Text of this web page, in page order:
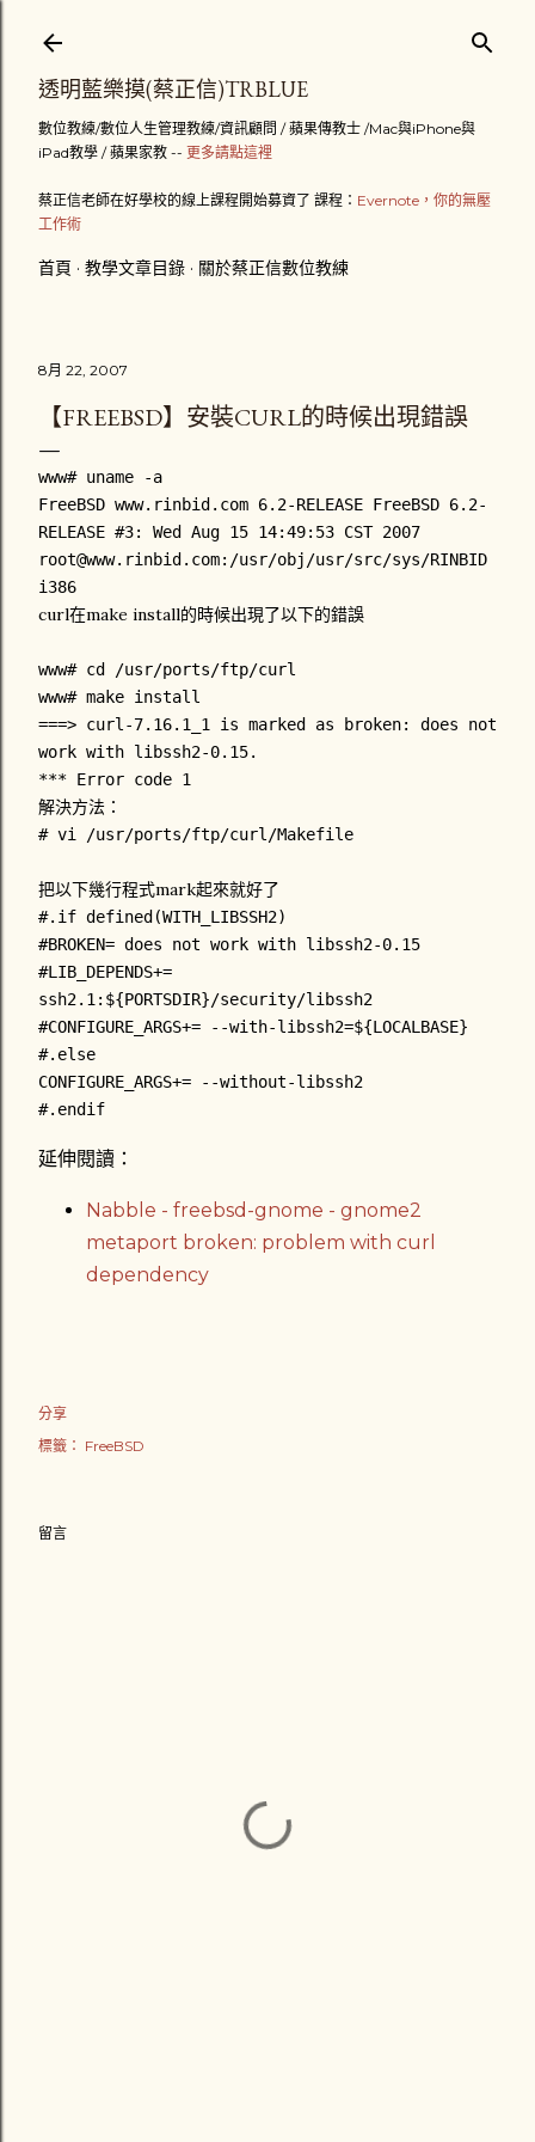
透明藍樂摸(蔡正信)TRBLUE
數位教練/數位人生管理教練/資訊顧問 / 蘋果傳教士 /Mac與iPhone與
iPad教學 / 蘋果家教 -- 更多請點這裡
蔡正信老師在好學校的線上課程開始募資了 課程： Evernote，你的無壓
工作術
首頁 教學文章目錄 關於蔡正信數位教練
8月 22, 2007
【FREEBSD】安裝CURL的時候出現錯誤
www# uname -a
FreeBSD www.rinbid.com 6.2-RELEASE FreeBSD 6.2-
RELEASE #3: Wed Aug 15 14:49:53 CST 2007
root@www.rinbid.com:/usr/obj/usr/src/sys/RINBID
i386
curl在make install的時候出現了以下的錯誤
www# cd /usr/ports/ftp/curl
www# make install
===> curl-7.16.1_1 is marked as broken: does not
work with libssh2-0.15.
*** Error code 1
解決方法：
# vi /usr/ports/ftp/curl/Makefile
把以下幾行程式mark起來就好了
#.if defined(WITH_LIBSSH2)
#BROKEN= does not work with libssh2-0.15
#LIB_DEPENDS+=
ssh2.1:${PORTSDIR}/security/libssh2
#CONFIGURE_ARGS+= --with-libssh2=${LOCALBASE}
#.else
CONFIGURE_ARGS+= --without-libssh2
#.endif
延伸閱讀：
Nabble - freebsd-gnome - gnome2
metaport broken: problem with curl
dependency
分享
標籤： FreeBSD
留言